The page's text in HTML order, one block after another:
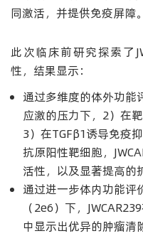
同激活，并提供免疫屏障。
此次临床前研究探索了
性，结果显示：
通过多维度的体外功能
应激的压力下，2）在
3）在TGFβ1诱导免疫
抗原阳性靶细胞，
活性，以及显著提高的
通过进一步体内功能评
（2e6）下，
中显示出优异的肿瘤清